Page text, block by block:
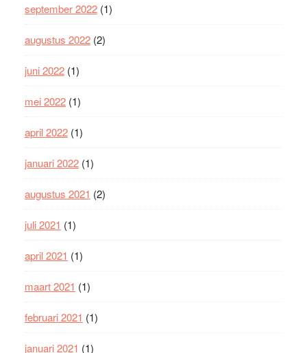
september 2022(1)
augustus 2022(2)
juni 2022(1)
mei 2022(1)
april 2022(1)
januari 2022(1)
augustus 2021 (2)
juli 2021 (1)
april 2021 (1)
maart 2021 (1)
februari 2021 (1)
januari 2021 (1)